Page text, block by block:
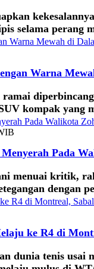
selama perang
Warna
kompak yang
Pada
menuai kritik,
dengan
ke R4 di
dunia tenis usai